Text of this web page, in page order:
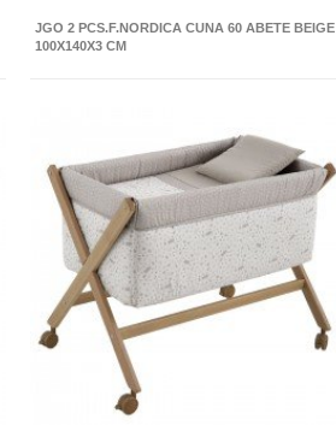
JGO 2 PCS.F.NORDICA CUNA 60 ABETE BEIGE
100X140X3 CM